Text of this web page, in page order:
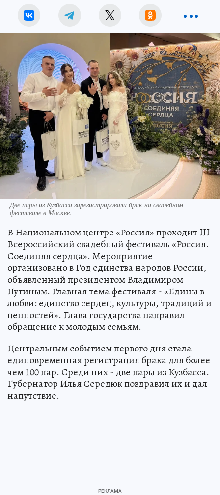
Две пары из Кузбасса зарегистрировали брак на свадебном
фестивале в Москве.
В Национальном центре «Россия» проходит III
Всероссийский свадебный фестиваль «Россия.
Соединяя сердца». Мероприятие
организовано в Год единства народов России,
объявленный президентом Владимиром
Путиным. Главная тема фестиваля - «Едины в
любви: единство сердец, культуры, традиций и
ценностей». Глава государства направил
обращение к молодым семьям.
Центральным событием первого дня стала
единовременная регистрация брака для более
чем 100 пар. Среди них - две пары из Кузбасса.
Губернатор Илья Середюк поздравил их и дал
напутствие.